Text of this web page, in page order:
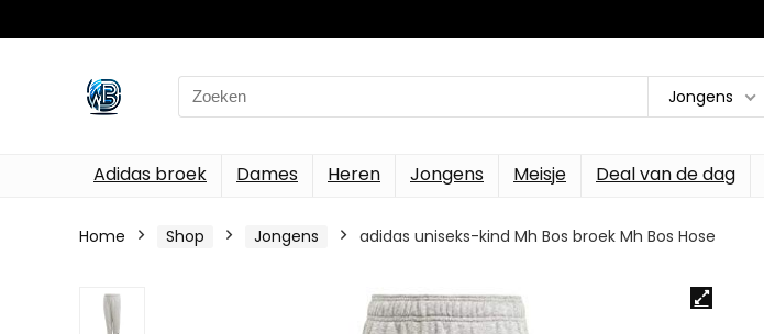
Search
for:
Jongens
Adidas broek Dames Heren Jongens Meisje Deal van de dag
Home Shop Jongens adidas uniseks-kind Mh Bos broek Mh Bos Hose